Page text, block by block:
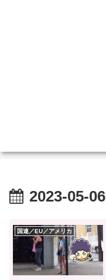
2023-05-06
国連／EU／アメリカ